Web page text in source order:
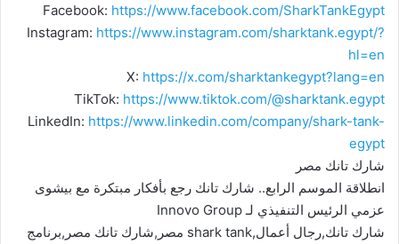
Facebook: https://www.facebook.com/SharkTankEgypt
Instagram: https://www.instagram.com/sharktank.egypt/?
hl=en
X: https://x.com/sharktankegypt?lang=en
TikTok: https://www.tiktok.com/@sharktank.egypt
LinkedIn: https://www.linkedin.com/company/shark-tank-
egypt
شارك تانك مصر
انطلاقة الموسم الرابع.. شارك تانك رجع بأفكار مبتكرة مع بيشوى
عزمي الرئيس التنفيذي لـ Innovo Group
شارك تانك,رجال أعمال,shark tank مصر,شارك تانك مصر,برنامج